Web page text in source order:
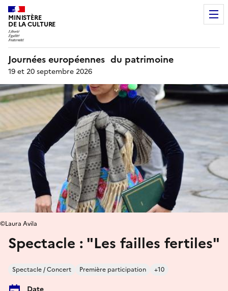
MINISTÈRE
DE LA CULTURE
Journées européennes du patrimoine
19 et 20 septembre 2026
Spectacle : "Les failles fertiles"
Spectacle / Concert Première participation +10
©Laura Avila